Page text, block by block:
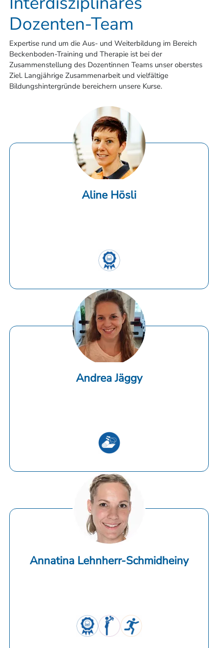
Dozenten-Team
Expertise rund um die Aus- und Weiterbildung im Bereich
Beckenboden-Training und Therapie ist bei der
Zusammenstellung des Dozentinnen Teams unser oberstes
Ziel. Langjährige Zusammenarbeit und vielfältige
Bildungshintergründe bereichern unsere Kurse.
Aline Hösli
Andrea Jäggy
Annatina Lehnherr-Schmidheiny